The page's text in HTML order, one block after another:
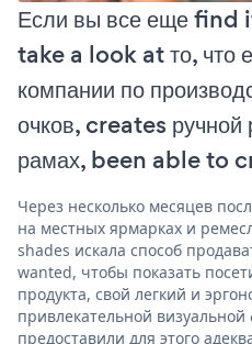
Если вы все еще
take a look at то, что
компании по
очков, creates
рамах, been able to
Через несколько месяцев
на местных ярмарках и
shades искала способ
wanted, чтобы показать
продукта, свой легкий и
привлекательной
предоставили для этого